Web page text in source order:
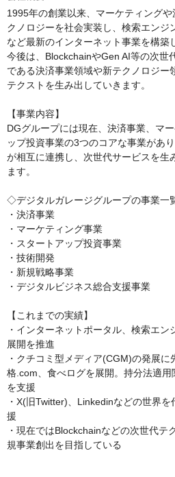
1995年の創業以来、マーケティング
クノロジーを社会実装し、検索エンジ
など最新のインターネット事業を構築
今後は、BlockchainやGen AI等の次世
である決済事業領域や新テクノロジー
テクストを生み出していきます。
【事業内容】
DGグループには現在、決済事業、マ
ップ投資事業の3つのコアな事業があ
が相互に連携し、次世代サービスを生
ます。
◇デジタルガレージグループの事業一
・決済事業
・マーケティング事業
・スタートアップ投資事業
・技術開発
・新規戦略事業
・デジタルビジネス総合支援事業
【これまでの実績】
・インターネットポータル、検索エ
展開を推進
・クチコミ型メディア(CGM)の発展
格.com、食べログを展開。持分法適
を支援
・X(旧Twitter)、Linkedinなどの世界
援
・現在ではBlockchainなどの次世代テ
規事業創出を目指している